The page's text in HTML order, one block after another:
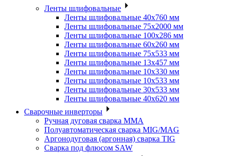
Ленты шлифовальные
Ленты шлифовальные 40х760 мм
Ленты шлифовальные 75х2000 мм
Ленты шлифовальные 100х286 мм
Ленты шлифовальные 60х260 мм
Ленты шлифовальные 75х533 мм
Ленты шлифовальные 13х457 мм
Ленты шлифовальные 10х330 мм
Ленты шлифовальные 10х533 мм
Ленты шлифовальные 30х533 мм
Ленты шлифовальные 40х620 мм
Сварочные инверторы
Ручная дуговая сварка MMA
Полуавтоматическая сварка MIG/MAG
Аргонодуговая (аргонная) сварка TIG
Сварка под флюсом SAW